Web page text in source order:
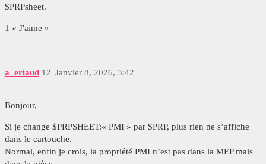
$PRPsheet.
1 « J'aime »
a_eriaud Janvier 8, 2026, 3:42
12
Bonjour,
Si je change $PRPSHEET:« PMI » par $PRP, plus rien ne s’affiche
dans le cartouche.
Normal, enfin je crois, la propriété PMI n’est pas dans la MEP mais